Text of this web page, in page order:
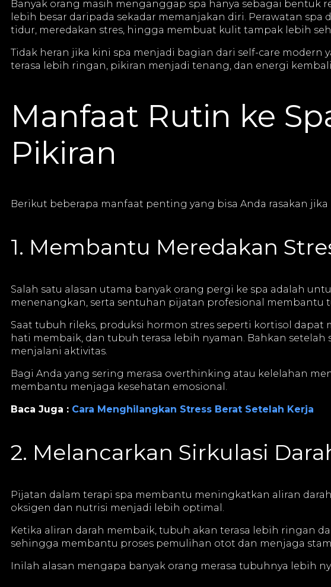
Banyak orang masih menganggap spa hanya sebagai bentuk
lebih besar daripada sekadar memanjakan diri. Perawatan
tidur, meredakan stres, hingga membuat kulit tampak lebih
Tidak heran jika kini spa menjadi bagian dari self-care
terasa lebih ringan, pikiran menjadi tenang, dan energi
Manfaat Rutin ke
Pikiran
Berikut beberapa manfaat penting yang bisa Anda rasakan
1. Membantu Meredakan
Salah satu alasan utama banyak orang pergi ke spa adalah
menenangkan, serta sentuhan pijatan profesional membantu
Saat tubuh rileks, produksi hormon stres seperti kortisol
hati membaik, dan tubuh terasa lebih nyaman. Bahkan setelah
menjalani aktivitas.
Bagi Anda yang sering merasa overthinking atau kelelahan
membantu menjaga kesehatan emosional.
Baca Juga : Cara Menghilangkan Stress Berat Setelah Kerja
2. Melancarkan Sirkulasi
Pijatan dalam terapi spa membantu meningkatkan aliran
oksigen dan nutrisi menjadi lebih optimal.
Ketika aliran darah membaik, tubuh akan terasa lebih ringan
sehingga membantu proses pemulihan otot dan menjaga
Inilah alasan mengapa banyak orang merasa tubuhnya lebih